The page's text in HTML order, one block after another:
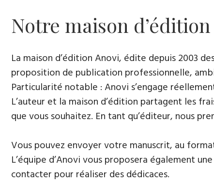
Notre maison d’édition
La maison d’édition Anovi, édite depuis 2003
proposition de publication professionnelle,
Particularité notable : Anovi s’engage
L’auteur et la maison d’édition partagent les
que vous souhaitez. En tant qu’éditeur, nous
Vous pouvez envoyer votre manuscrit, au
L’équipe d’Anovi vous proposera également
contacter pour réaliser des dédicaces.